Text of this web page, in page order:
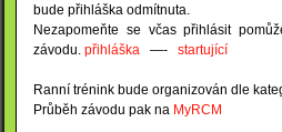
bude přihláška odmítnuta.
Nezapomeňte se včas přihlásit
závodu.přihláška —-startující
Ranní trénink bude organizován dle
Průběh závodu pak na MyRCM